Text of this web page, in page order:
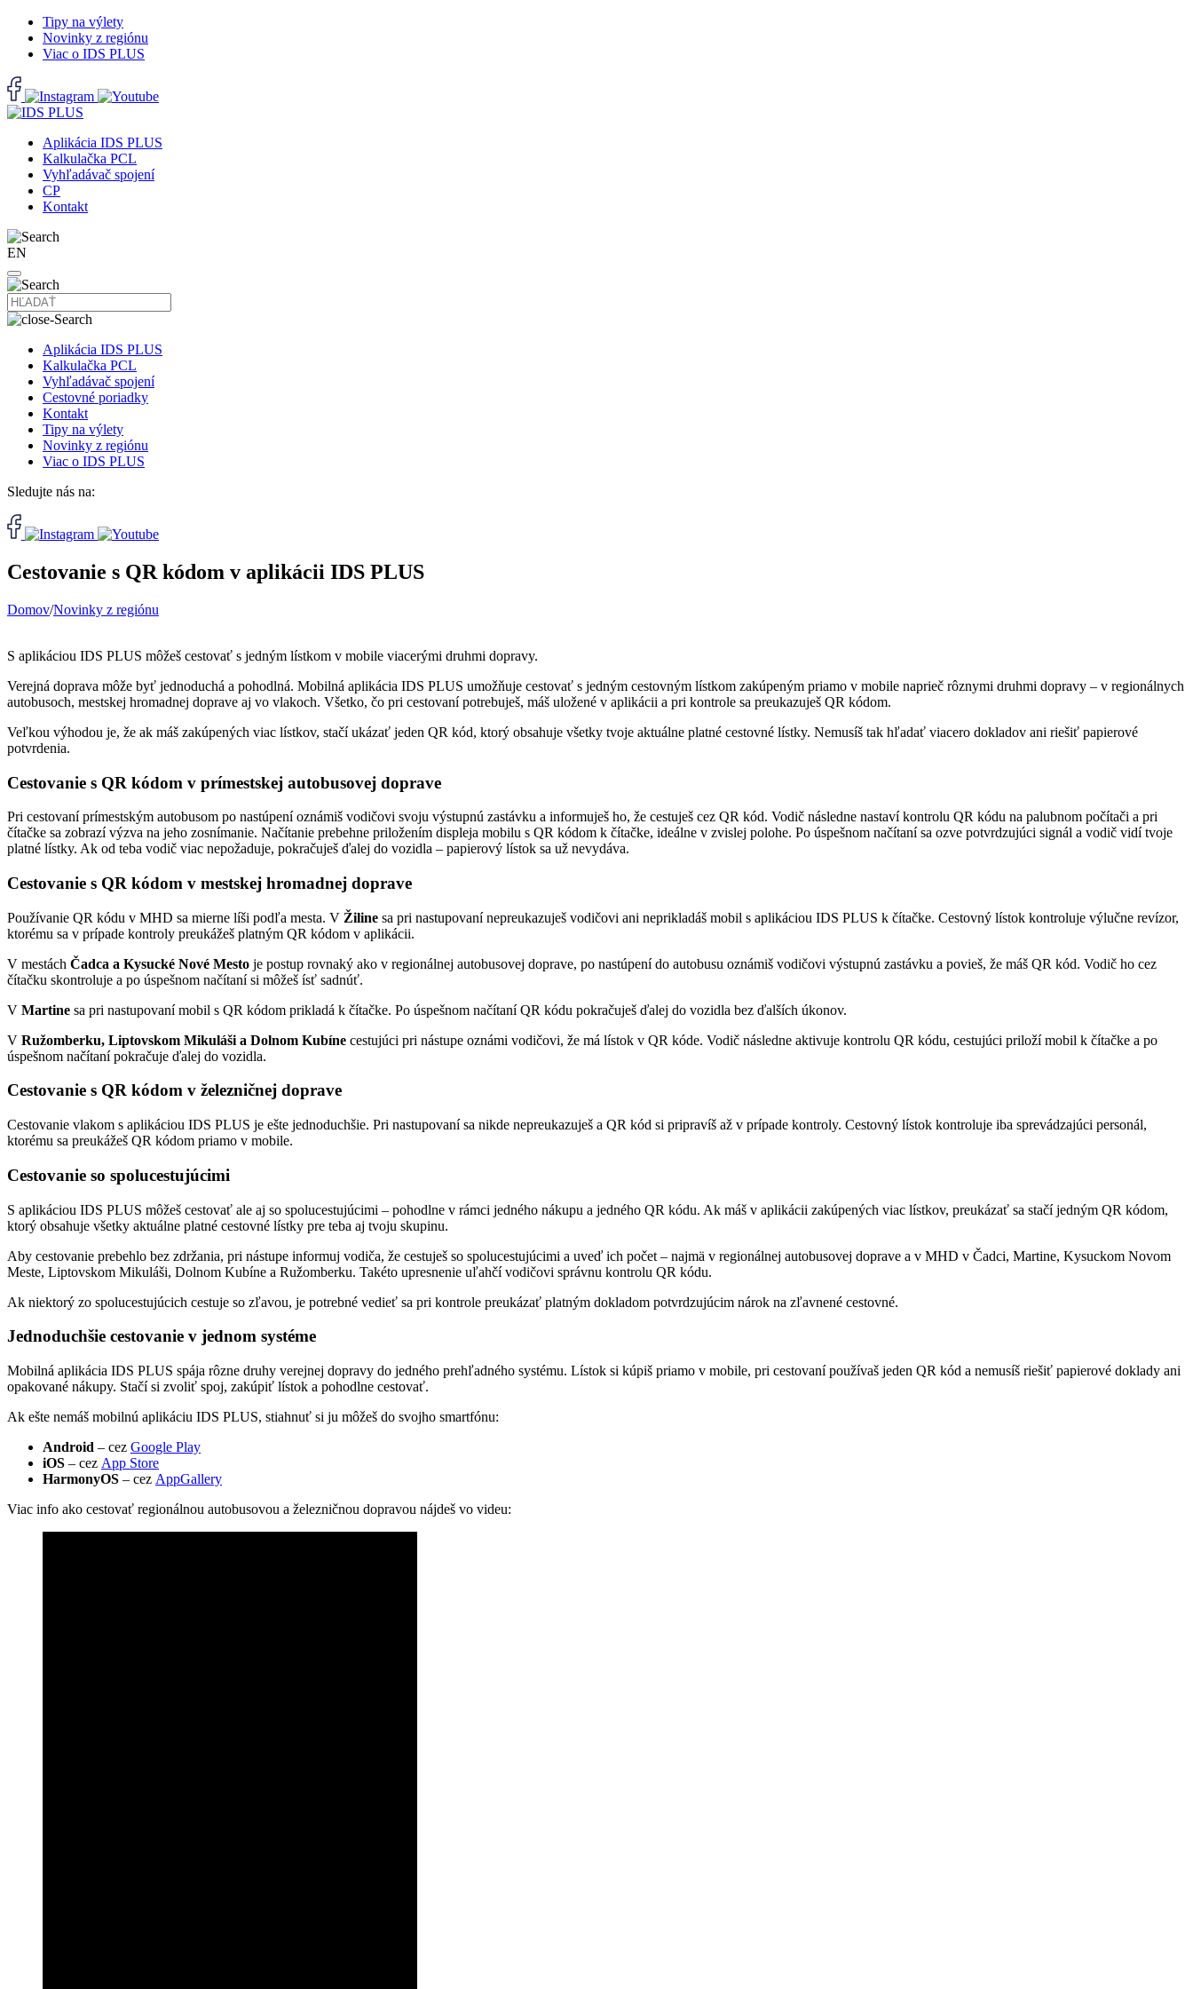
Tipy na výlety
Novinky z regiónu
Viac o IDS PLUS
Aplikácia IDS PLUS
Kalkulačka PCL
Vyhľadávač spojení
CP
Kontakt
EN
Aplikácia IDS PLUS
Kalkulačka PCL
Vyhľadávač spojení
Cestovné poriadky
Kontakt
Tipy na výlety
Novinky z regiónu
Viac o IDS PLUS
Sledujte nás na:
Cestovanie s QR kódom v aplikácii IDS PLUS
Domov/Novinky z regiónu
S aplikáciou IDS PLUS môžeš cestovať s jedným lístkom v mobile viacerými druhmi dopravy.
Verejná doprava môže byť jednoduchá a pohodlná. Mobilná aplikácia IDS PLUS umožňuje cestovať s jedným cestovným lístkom zakúpeným priamo v mobile naprieč rôznymi druhmi dopravy – v regionálnych
autobusoch, mestskej hromadnej doprave aj vo vlakoch. Všetko, čo pri cestovaní potrebuješ, máš uložené v aplikácii a pri kontrole sa preukazuješ QR kódom.
Veľkou výhodou je, že ak máš zakúpených viac lístkov, stačí ukázať jeden QR kód, ktorý obsahuje všetky tvoje aktuálne platné cestovné lístky. Nemusíš tak hľadať viacero dokladov ani riešiť papierové
potvrdenia.
Cestovanie s QR kódom v prímestskej autobusovej doprave
Pri cestovaní prímestským autobusom po nastúpení oznámiš vodičovi svoju výstupnú zastávku a informuješ ho, že cestuješ cez QR kód. Vodič následne nastaví kontrolu QR kódu na palubnom počítači a pri
čítačke sa zobrazí výzva na jeho zosnímanie. Načítanie prebehne priložením displeja mobilu s QR kódom k čítačke, ideálne v zvislej polohe. Po úspešnom načítaní sa ozve potvrdzujúci signál a vodič vidí tvoje
platné lístky. Ak od teba vodič viac nepožaduje, pokračuješ ďalej do vozidla – papierový lístok sa už nevydáva.
Cestovanie s QR kódom v mestskej hromadnej doprave
Používanie QR kódu v MHD sa mierne líši podľa mesta. V Žiline sa pri nastupovaní nepreukazuješ vodičovi ani neprikladáš mobil s aplikáciou IDS PLUS k čítačke. Cestovný lístok kontroluje výlučne revízor,
ktorému sa v prípade kontroly preukážeš platným QR kódom v aplikácii.
V mestách Čadca a Kysucké Nové Mesto je postup rovnaký ako v regionálnej autobusovej doprave, po nastúpení do autobusu oznámiš vodičovi výstupnú zastávku a povieš, že máš QR kód. Vodič ho cez
čítačku skontroluje a po úspešnom načítaní si môžeš ísť sadnúť.
V Martine sa pri nastupovaní mobil s QR kódom prikladá k čítačke. Po úspešnom načítaní QR kódu pokračuješ ďalej do vozidla bez ďalších úkonov.
V Ružomberku, Liptovskom Mikuláši a Dolnom Kubíne cestujúci pri nástupe oznámi vodičovi, že má lístok v QR kóde. Vodič následne aktivuje kontrolu QR kódu, cestujúci priloží mobil k čítačke a po
úspešnom načítaní pokračuje ďalej do vozidla.
Cestovanie s QR kódom v železničnej doprave
Cestovanie vlakom s aplikáciou IDS PLUS je ešte jednoduchšie. Pri nastupovaní sa nikde nepreukazuješ a QR kód si pripravíš až v prípade kontroly. Cestovný lístok kontroluje iba sprevádzajúci personál,
ktorému sa preukážeš QR kódom priamo v mobile.
Cestovanie so spolucestujúcimi
S aplikáciou IDS PLUS môžeš cestovať ale aj so spolucestujúcimi – pohodlne v rámci jedného nákupu a jedného QR kódu. Ak máš v aplikácii zakúpených viac lístkov, preukázať sa stačí jedným QR kódom,
ktorý obsahuje všetky aktuálne platné cestovné lístky pre teba aj tvoju skupinu.
Aby cestovanie prebehlo bez zdržania, pri nástupe informuj vodiča, že cestuješ so spolucestujúcimi a uveď ich počet – najmä v regionálnej autobusovej doprave a v MHD v Čadci, Martine, Kysuckom Novom
Meste, Liptovskom Mikuláši, Dolnom Kubíne a Ružomberku. Takéto upresnenie uľahčí vodičovi správnu kontrolu QR kódu.
Ak niektorý zo spolucestujúcich cestuje so zľavou, je potrebné vedieť sa pri kontrole preukázať platným dokladom potvrdzujúcim nárok na zľavnené cestovné.
Jednoduchšie cestovanie v jednom systéme
Mobilná aplikácia IDS PLUS spája rôzne druhy verejnej dopravy do jedného prehľadného systému. Lístok si kúpiš priamo v mobile, pri cestovaní používaš jeden QR kód a nemusíš riešiť papierové doklady ani
opakované nákupy. Stačí si zvoliť spoj, zakúpiť lístok a pohodlne cestovať.
Ak ešte nemáš mobilnú aplikáciu IDS PLUS, stiahnuť si ju môžeš do svojho smartfónu:
Android – cez Google Play
iOS – cez App Store
HarmonyOS – cez AppGallery
Viac info ako cestovať regionálnou autobusovou a železničnou dopravou nájdeš vo videu: